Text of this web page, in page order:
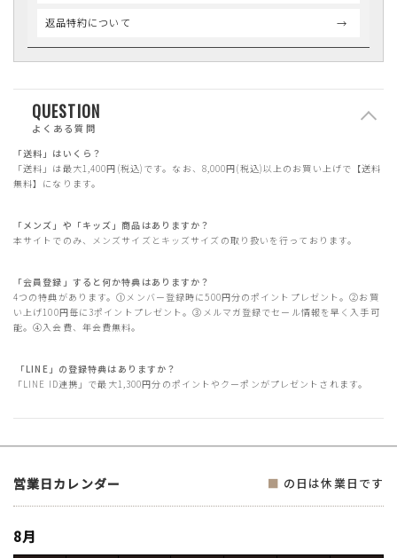
返品特約について
QUESTION
よくある質問
「送料」はいくら？
「送料」は最大1,400円(税込)です。なお、8,000円(税込)以上のお買い上げで【送料
無料】になります。
「メンズ」や「キッズ」商品はありますか？
本サイトでのみ、メンズサイズとキッズサイズの取り扱いを行っております。
「会員登録」すると何か特典はありますか？
4つの特典があります。①メンバー登録時に500円分のポイントプレゼント。②お買
い上げ100円毎に3ポイントプレゼント。③メルマガ登録でセール情報を早く入手可
能。④入会費、年会費無料。
「LINE」の登録特典はありますか？
「LINE ID連携」で最大1,300円分のポイントやクーポンがプレゼントされます。
営業日カレンダー ■ の日は休業日です
8月